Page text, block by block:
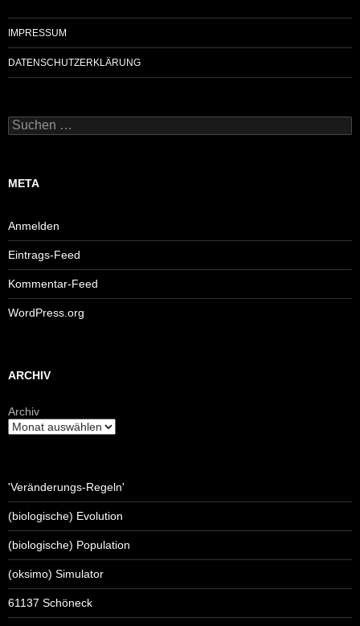
IMPRESSUM
DATENSCHUTZERKLÄRUNG
Suchen
nach:
META
Anmelden
Eintrags-Feed
Kommentar-Feed
WordPress.org
ARCHIV
Archiv
'Veränderungs-Regeln'
(biologische) Evolution
(biologische) Population
(oksimo) Simulator
61137 Schöneck